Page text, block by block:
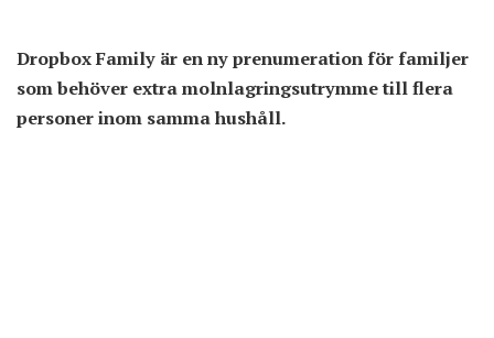
Dropbox Family är en ny prenumeration för familjer
som behöver extra molnlagringsutrymme till flera
personer inom samma hushåll.